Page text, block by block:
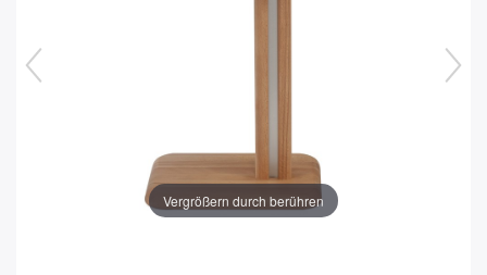
Vergrößern durch berühren